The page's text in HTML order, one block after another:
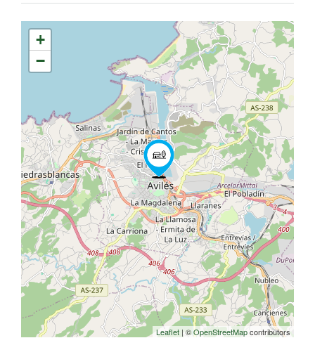
+
−
Leaflet | ©OpenStreetMapcontributors